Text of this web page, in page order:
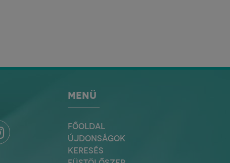
MENÜ
FŐOLDAL
ÚJDONSÁGOK
KERESÉS